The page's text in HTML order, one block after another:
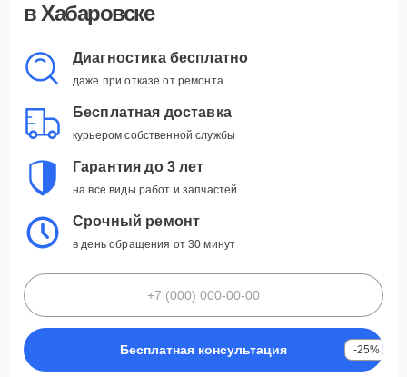
в Хабаровске
Диагностика бесплатно
даже при отказе от ремонта
Бесплатная доставка
курьером собственной службы
Гарантия до 3 лет
на все виды работ и запчастей
Срочный ремонт
в день обращения от 30 минут
Бесплатная консультация -25%